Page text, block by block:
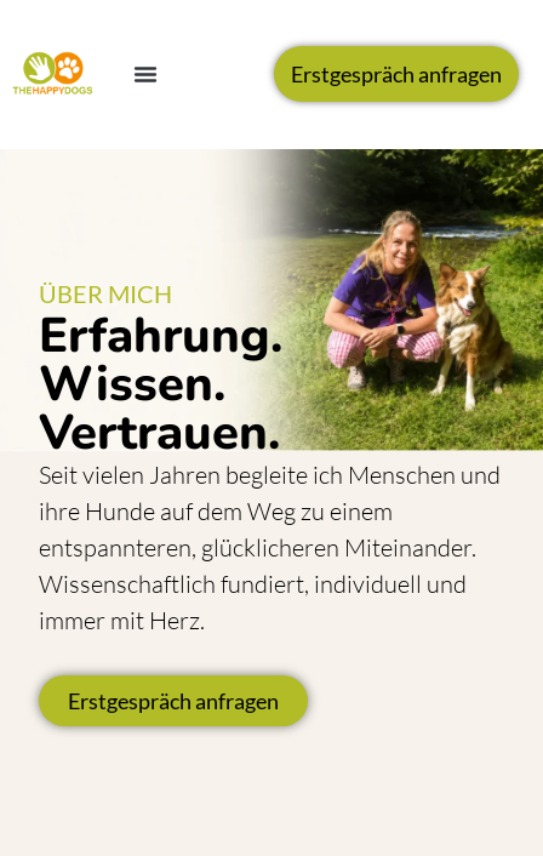
Erstgespräch anfragen
ÜBER MICH
Erfahrung.
Wissen.
Vertrauen.
Seit vielen Jahren begleite ich Menschen und
ihre Hunde auf dem Weg zu einem
entspannteren, glücklicheren Miteinander.
Wissenschaftlich fundiert, individuell und
immer mit Herz.
Erstgespräch anfragen